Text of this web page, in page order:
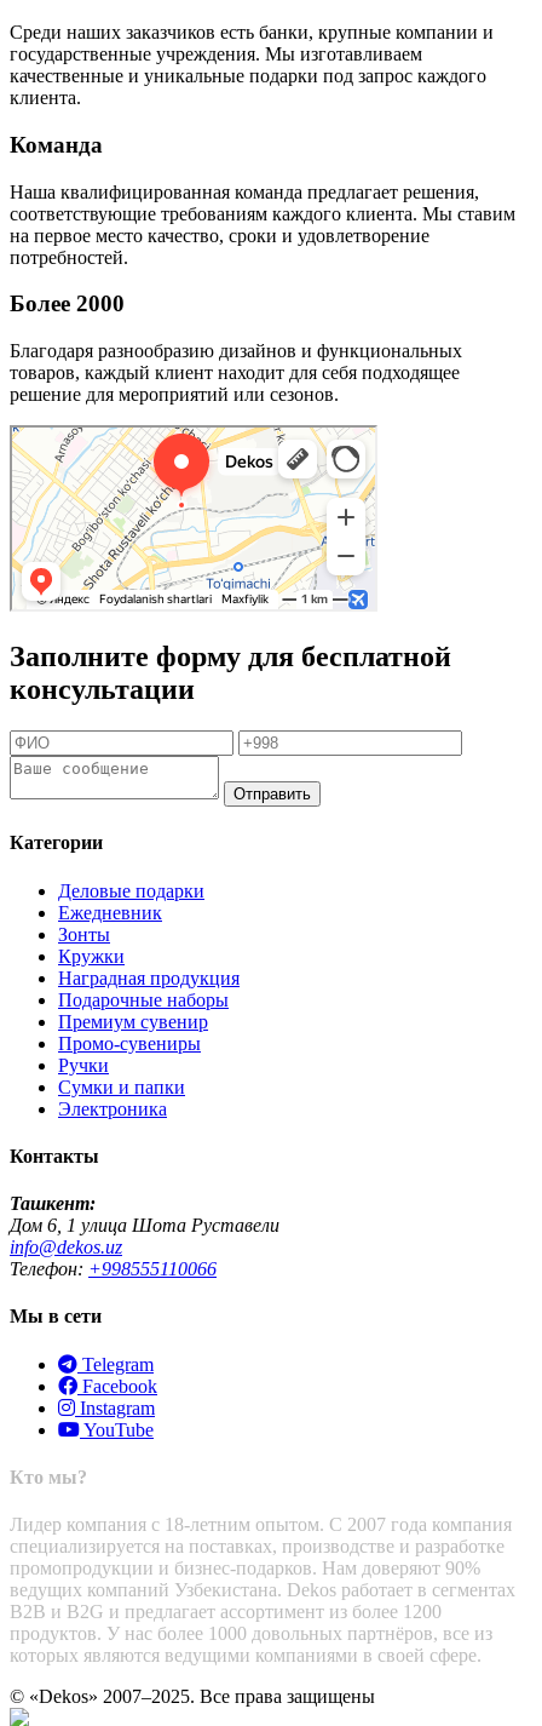
Среди наших заказчиков есть банки, крупные компании и
государственные учреждения. Мы изготавливаем
качественные и уникальные подарки под запрос каждого
клиента.
Команда
Наша квалифицированная команда предлагает решения,
соответствующие требованиям каждого клиента. Мы ставим
на первое место качество, сроки и удовлетворение
потребностей.
Более 2000
Благодаря разнообразию дизайнов и функциональных
товаров, каждый клиент находит для себя подходящее
решение для мероприятий или сезонов.
Заполните форму для бесплатной
консультации
Отправить
Категории
Деловые подарки
Ежедневник
Зонты
Кружки
Наградная продукция
Подарочные наборы
Премиум сувенир
Промо-сувениры
Ручки
Сумки и папки
Электроника
Контакты
Ташкент:
Дом 6, 1 улица Шота Руставели
info@dekos.uz
Телефон: +998555110066
Мы в сети
Telegram
Facebook
Instagram
YouTube
Кто мы?
Лидер компания с 18-летним опытом. С 2007 года компания
специализируется на поставках, производстве и разработке
промопродукции и бизнес-подарков. Нам доверяют 90%
ведущих компаний Узбекистана. Dekos работает в сегментах
B2B и B2G и предлагает ассортимент из более 1200
продуктов. У нас более 1000 довольных партнёров, все из
которых являются ведущими компаниями в своей сфере.
© «Dekos» 2007–2025. Все права защищены